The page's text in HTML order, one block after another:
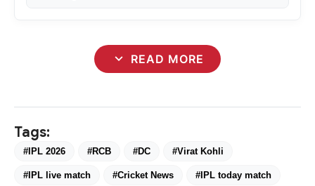
expand_more READ MORE
Tags:
#IPL 2026 #RCB #DC #Virat Kohli
#IPL live match #Cricket News #IPL today match